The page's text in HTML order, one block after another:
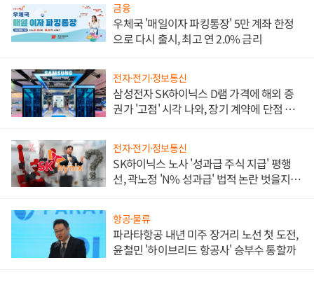
금융
우체국 '매일이자 파킹통장' 5만 계좌 한정
으로 다시 출시, 최고 연 2.0% 금리
전자·전기·정보통신
삼성전자 SK하이닉스 D램 가격에 해외 증
권가 '고점' 시각 나와, 장기 계약에 단점 부
전자·전기·정보통신
SK하이닉스 노사 '성과급 주식 지급' 평행
선, 곽노정 'N% 성과급' 법적 논란 벗을지 주
항공·물류
파라타항공 내년 미주 장거리 노선 첫 도전,
윤철민 '하이브리드 항공사' 승부수 통할까